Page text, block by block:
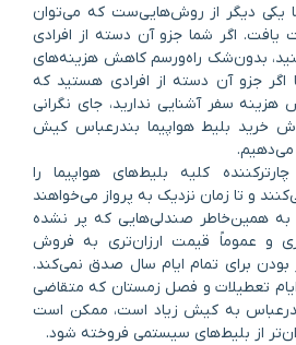
یکی دیگر از روش‌هایی‌ست که می‌توان
اگر شما جزو آن دسته از افرادی
بدون‌شک راه‌ورسم کاهش هزینه‌های
اگر جزو آن دسته از افرادی هستید که
سفر آشنایی ندارید، جای نگرانی
خرید بلیط هواپیما بندرعباس کیش
می‌دهیم.
کلیه بلیط‌های هواپیما را
و تا زمان نزدیک به پرواز می‌خواهند
به همین‌خاطر صندلی‌هایی که پر نشده
و عموماً قیمت ارزان‌تری به فروش
بودن برای تمام ایام سال صدق نمی‌کند.
تعطیلات و فصل‌ زمستان که متقاضی
به کیش زیاد است، ممکن است
از بلیط‌های سیستمی فروخته شود.